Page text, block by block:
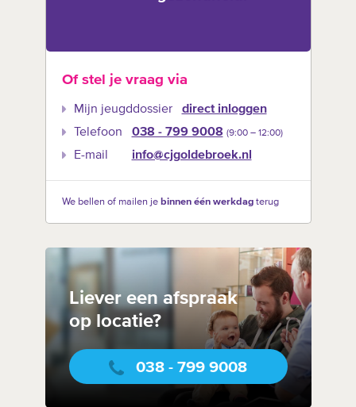
Of stel je vraag via
Mijn jeugddossier
direct inloggen
Telefoon
038 - 799 9008 (9:00 –‍ 12:00)
E-mail info@cjgoldebroek.nl
We bellen of mailen je binnen één werkdagterug
Liever een afspraak
op locatie?
038 - 799 9008